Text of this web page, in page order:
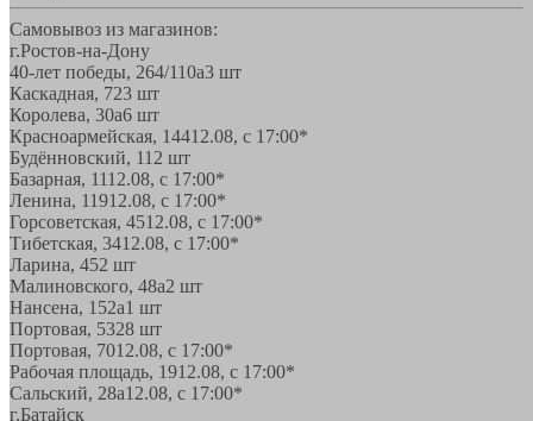
Самовывоз из магазинов:
г.Ростов-на-Дону
40-лет победы, 264/110а3 шт
Каскадная, 723 шт
Королева, 30а6 шт
Красноармейская, 14412.08, с 17:00*
Будённовский, 11 2 шт
Базарная, 1112.08, с 17:00*
Ленина, 11912.08, с 17:00*
Горсоветская, 4512.08, с 17:00*
Тибетская, 3412.08, с 17:00*
Ларина, 452 шт
Малиновского, 48а2 шт
Нансена, 152а1 шт
Портовая, 5328 шт
Портовая, 7012.08, с 17:00*
Рабочая площадь, 1912.08, с 17:00*
Сальский, 28a12.08, с 17:00*
г.Батайск